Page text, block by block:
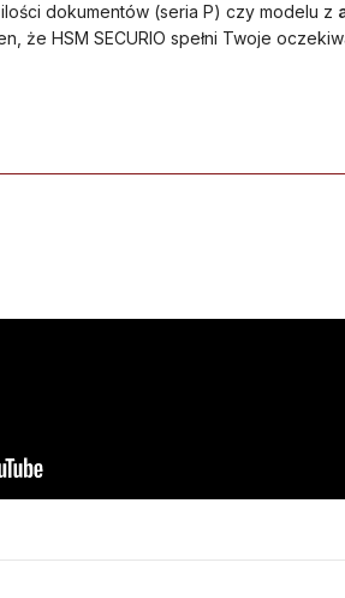
dokumentów (seria P) czy modelu z
że HSM SECURIO spełni Twoje